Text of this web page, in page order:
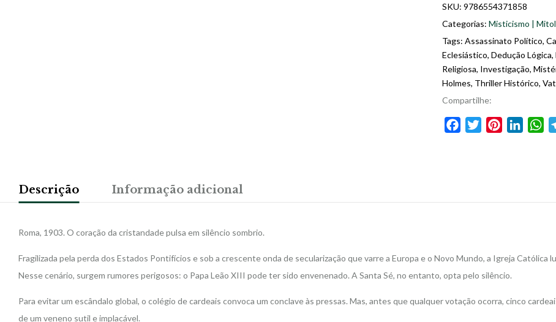
SKU: 9786554371858
Categorias: Misticismo |
Tags: Assassinato Político,
Eclesiástico, Dedução Lógica,
Religiosa, Investigação,
Holmes, Thriller Histórico,
Compartilhe:
FacebookTwitterPinterest
Descrição Informação adicional
Roma, 1903. O coração da cristandade pulsa em silêncio sombrio.
Fragilizada pela perda dos Estados Pontifícios e sob a crescente onda de secularização que varre a Europa e o Novo Mundo, a Igreja
Nesse cenário, surgem rumores perigosos: o Papa Leão XIII pode ter sido envenenado. A Santa Sé, no entanto, opta pelo silêncio.
Para evitar um escândalo global, o colégio de cardeais convoca um conclave às pressas. Mas, antes que qualquer votação ocorra, cinco
de um veneno sutil e implacável.